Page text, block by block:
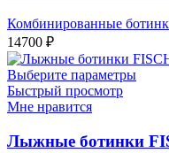
Комбинированные
14700 ₽
Выберите параметры
Быстрый просмотр
Мне нравится
Лыжные ботинки